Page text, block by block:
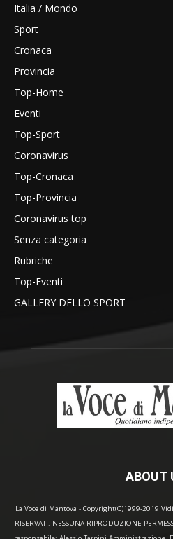
Italia / Mondo
Sport
Cronaca
Provincia
Top-Home
Eventi
Top-Sport
Coronavirus
Top-Cronaca
Top-Provincia
Coronavirus top
Senza categoria
Rubriche
Top-Eventi
GALLERY DELLO SPORT
ABOUT
La Voce di Mantova - Copyright(C)1999-2019
RISERVATI. NESSUNA RIPRODUZIONE